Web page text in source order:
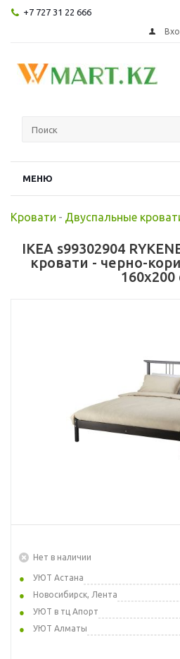
+7 727 31 22 666
МЕНЮ
Кровати - Двуспальные
IKEA s99302904
кровати - черно-
160x200
Нет в наличии
УЮТ Астана
Новосибирск, Лента
УЮТ в тц Апорт
УЮТ Алматы